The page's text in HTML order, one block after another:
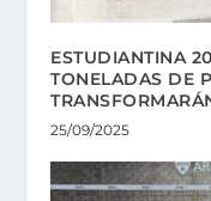
ESTUDIANTINA
TONELADAS DE
25/09/2025